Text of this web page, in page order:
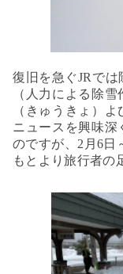
復旧を急ぐJRで
（人力による除
（きゅうきょ）
ニュースを興味深
のですが、2月6日
もとより旅行者の